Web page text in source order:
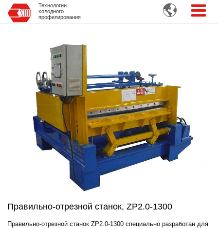
Технологии
холодного
профилирования

Правильно-отрезной станок, ZP2.0-1300
Правильно-отрезной станок ZP2.0-1300 специально разработан для